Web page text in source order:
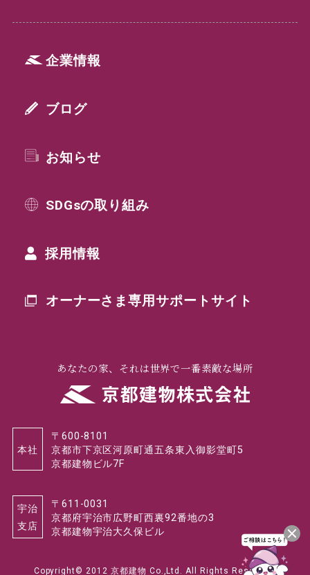
企業情報
ブログ
お知らせ
SDGsの取り組み
採用情報
オーナーさま専用サポートサイト
あなたの家、それは世界で一番素敵な場所
本社
〒600-8101
京都市下京区河原町通五条東入御影堂町5
京都建物ビル7F
宇治
支店
〒611-0031
京都府宇治市広野町西裏92番地の3
京都建物宇治大久保ビル
Copyright© 2012 京都建物 Co.,Ltd. All Rights Reserved.